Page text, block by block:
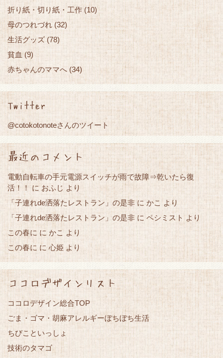
折り紙・切り紙・工作(10)
母のつれづれ(32)
生活グッズ(78)
貧血(9)
赤ちゃんのママへ (34)
Twitter
@cotokotonoteさんのツイート
最近のコメント
電動自転車の手元電源スイッチが雨で故障⇒乾いたら復
活！！ に おふじ より
「子連れde洒落たレストラン」の是非 に かこ より
「子連れde洒落たレストラン」の是非に ペシミスト より
この春に に かこより
この春にに 心姫 より
ココロデザインリスト
ココロデザイン総合TOP
ごま・ゴマ・胡麻アレルギーぼちぼち生活
ちびこといっしょ
技術のタマゴ